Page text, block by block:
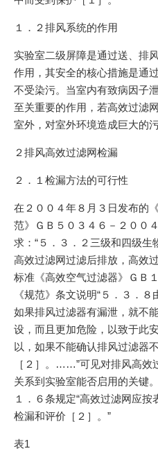
１．２排风系统的作用
实验室二级屏障是通过送、排
作用，其安全的核心措施是通
不受染污。当室内有致病因子
至关重要的作用，若高效过滤
室外，对室外环境造成巨大的
２排风高效过滤网检漏
２．１检漏方法的可行性
在２００４年８月３日发布的
范》ＧＢ５０３４６－２００
求：“５．３．２三级和四级
高效过滤网过滤后排放，高效
标准《高效空气过滤器》ＧＢ
《规范》条文说明“５．３．
如果排风过滤器有漏泄，就不
设，而且更加危险，以致于此
以，如果不能确认排风过滤器
［２］。……”可见对排风高效
关系到实验室能否启用的关键
１．６条规定“高效过滤网应
检漏和评价［２］。”
表1